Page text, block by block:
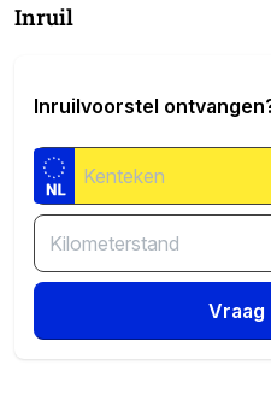
Inruil
Inruilvoorstel
Vraag